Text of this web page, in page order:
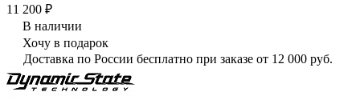
11 200 ₽
В наличии
Хочу в подарок
Доставка по России бесплатно при заказе от 12 000 руб.